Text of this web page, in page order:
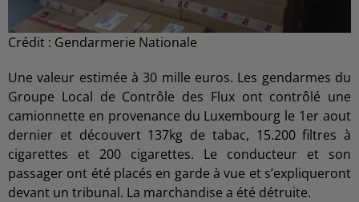
Crédit : Gendarmerie Nationale
Une valeur estimée à 30 mille euros. Les gendarmes du
Groupe Local de Contrôle des Flux ont contrôlé une
camionnette en provenance du Luxembourg le 1er aout
dernier et découvert 137kg de tabac, 15.200 filtres à
cigarettes et 200 cigarettes. Le conducteur et son
passager ont été placés en garde à vue et s’expliqueront
devant un tribunal. La marchandise a été détruite.